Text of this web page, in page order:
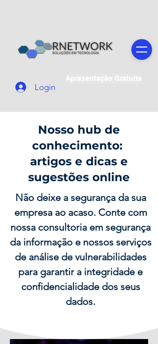
Login
Apresentação Gratuita
Nosso hub de
conhecimento:
artigos e dicas e
sugestões online
Não deixe a segurança da sua
empresa ao acaso. Conte com
nossa consultoria em segurança
da informação e nossos serviços
de análise de vulnerabilidades
para garantir a integridade e
confidencialidade dos seus
dados.